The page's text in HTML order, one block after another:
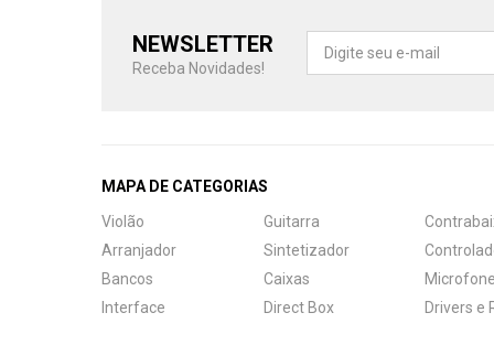
NEWSLETTER
Receba Novidades!
MAPA DE CATEGORIAS
Violão
Guitarra
Arranjador
Sintetizador
Bancos
Caixas
Interface
Direct Box Drivers e